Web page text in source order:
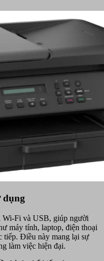
dụng
Fi và USB, giúp người
máy tính, laptop, điện thoại
tiếp. Điều này mang lại sự
làm việc hiện đại.